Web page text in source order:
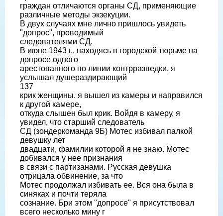
граждан отличаются органы СД, применяющие
различные методы экзекуции.
В двух случаях мне лично пришлось увидеть
"допрос", проводимый
следователями СД.
В июне 1943 г., находясь в городской тюрьме на
допросе одного
арестованного по линии контрразведки, я
услышал душераздирающий
137
крик женщины. я вышел из камеры и направился
к другой камере,
откуда слышен был крик. Войдя в камеру, я
увидел, что старший следователь
СД (зондеркоманда 9Б) Мотес избивал палкой
девушку лет
двадцати, фамилии которой я не знаю. Мотес
добивался у нее признания
в связи с партизанами. Русская девушка
отрицала обвинение, за что
Мотес продолжал избивать ее. Вся она была в
синяках и почти теряла
сознание. Бри этом "допросе" я присутствовал
всего несколько мину г